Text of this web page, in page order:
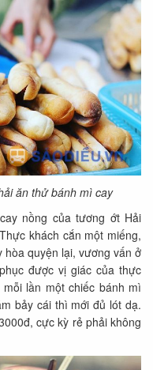
ăn thử bánh mì cay
nồng của tương ớt Hải
khách cắn một miếng,
quyện lại, vương vấn ở
được vị giác của thực
lần một chiếc bánh mì
bảy cái thì mới đủ lót dạ.
cực kỳ rẻ phải không